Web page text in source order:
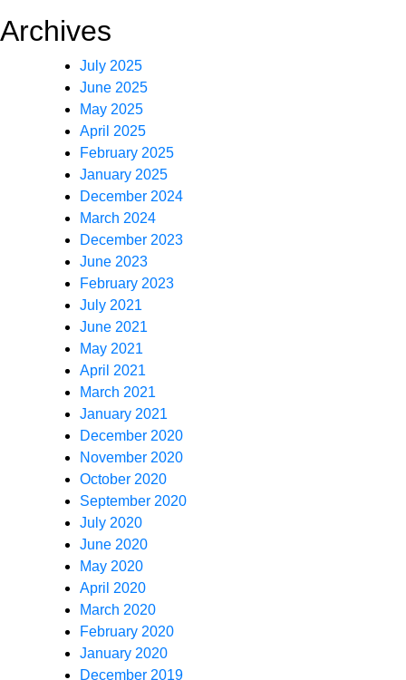
Archives
July 2025
June 2025
May 2025
April 2025
February 2025
January 2025
December 2024
March 2024
December 2023
June 2023
February 2023
July 2021
June 2021
May 2021
April 2021
March 2021
January 2021
December 2020
November 2020
October 2020
September 2020
July 2020
June 2020
May 2020
April 2020
March 2020
February 2020
January 2020
December 2019